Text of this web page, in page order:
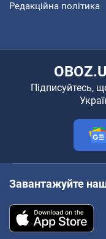
Редакційна політика
Підписуйтесь,
Завантажуйте